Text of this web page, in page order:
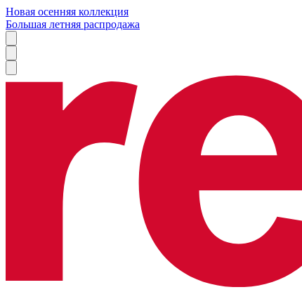
Новая осенняя коллекция
Большая летняя распродажа